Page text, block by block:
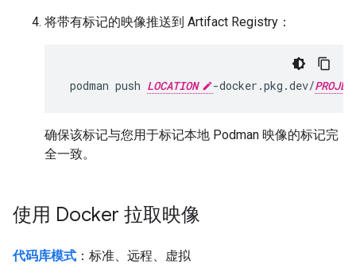
将带有标记的映像推送到 Artifact Registry：
podman push LOCATION -docker.pkg.dev/
确保该标记与您用于标记本地 Podman 映像的标记完
全一致。
使用 Docker 拉取映像
代码库模式 ：标准、远程、虚拟